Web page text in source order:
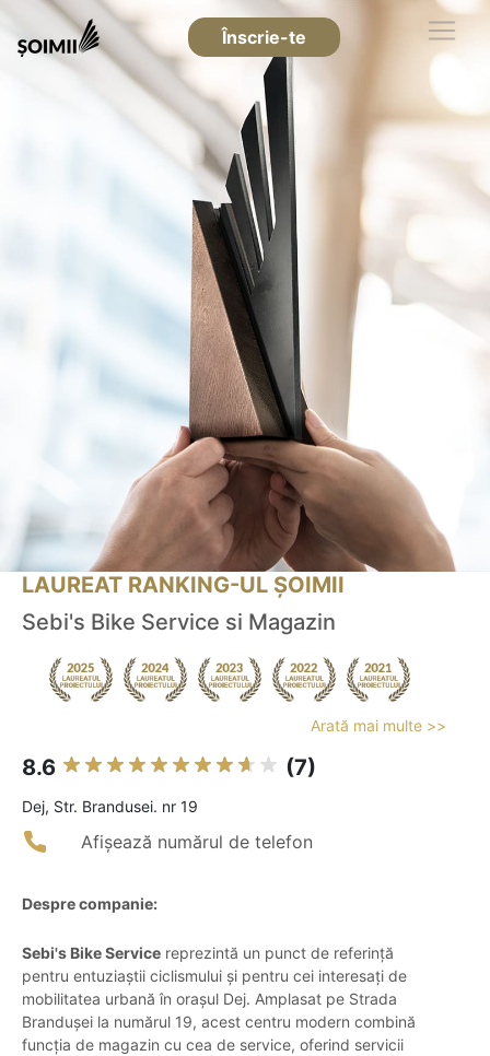
Înscrie-te
LAUREAT RANKING-UL ȘOIMII
Sebi's Bike Service si Magazin
Arată mai multe >>
8.6 (7)
Dej, Str. Brandusei. nr 19
Afișează numărul de telefon
Despre companie:
Sebi's Bike Service reprezintă un punct de referință
pentru entuziaștii ciclismului și pentru cei interesați de
mobilitatea urbană în orașul Dej. Amplasat pe Strada
Brandușei la numărul 19, acest centru modern combină
funcția de magazin cu cea de service, oferind servicii